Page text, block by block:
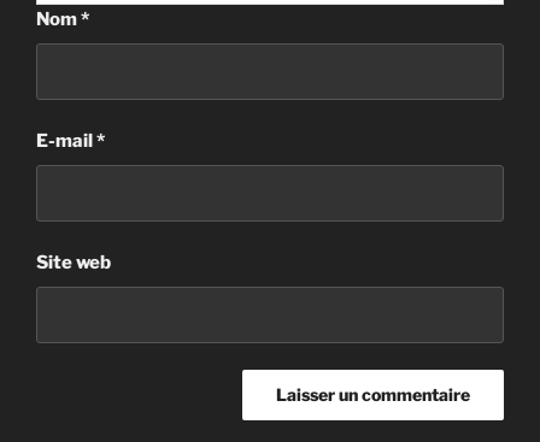
Nom*
E-mail*
Site web